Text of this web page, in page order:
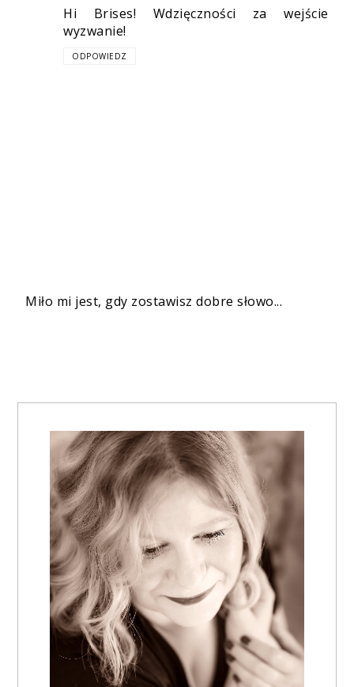
Hi Brises! Wdzięczności za wejście
wyzwanie!
ODPOWIEDZ
Miło mi jest, gdy zostawisz dobre słowo...